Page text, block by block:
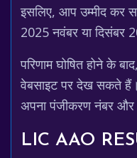
इसलिए, आप उम्मीद कर
2025 नवंबर या दिसंबर
परिणाम घोषित होने के
वेबसाइट पर देख सकते
अपना पंजीकरण नंबर और
LIC AAO